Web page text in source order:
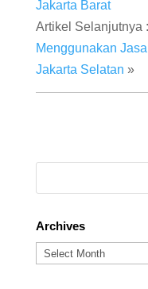
Jakarta Barat
Artikel Selanjutnya :
Menggunakan
Jakarta Selatan »
Archives
Archives